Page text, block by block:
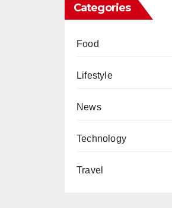
Categories
Food
Lifestyle
News
Technology
Travel